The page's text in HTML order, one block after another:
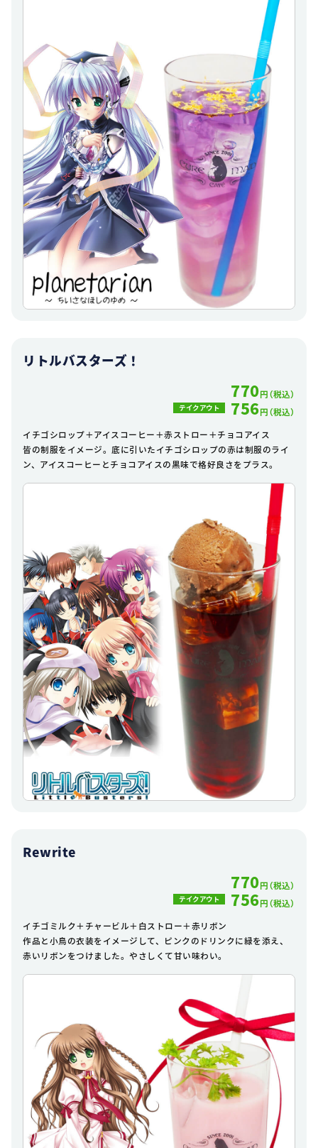
リトルバスターズ！
770円（税込）
テイクアウト 756円（税込）
イチゴシロップ＋アイスコーヒー＋赤ストロー＋チョコアイス
皆の制服をイメージ。底に引いたイチゴシロップの赤は制服のライ
ン、アイスコーヒーとチョコアイスの黒味で格好良さをプラス。
Rewrite
770円（税込）
テイクアウト 756円（税込）
イチゴミルク＋チャービル＋白ストロー＋赤リボン
作品と小鳥の衣装をイメージして、ピンクのドリンクに緑を添え、
赤いリボンをつけました。やさしくて甘い味わい。